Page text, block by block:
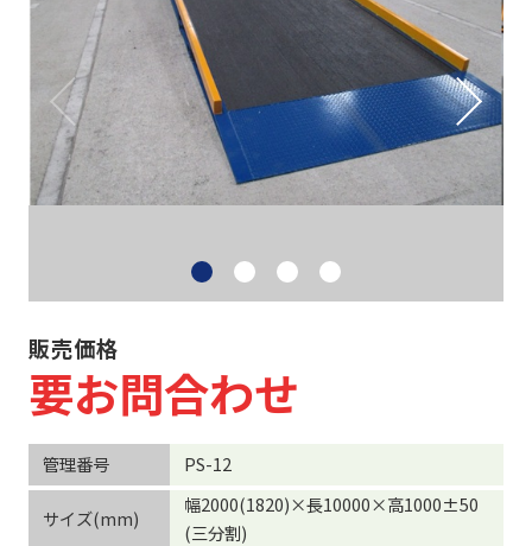
重量・中量ラック
カゴ台車・6輪台車
バンニングスロープ
物流機器買取
事務機器など
販売価格
要お問合わせ
管理番号 PS-12
サイズ(mm)
幅2000(1820)×長10000×高1000±50
(三分割)